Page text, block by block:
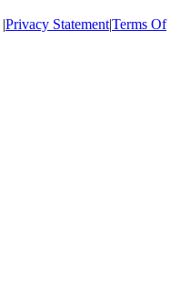
|Privacy Statement|Terms Of